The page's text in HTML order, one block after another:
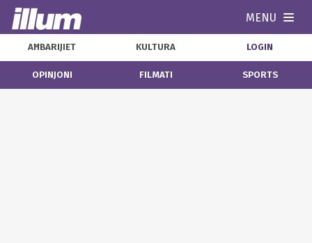
MENU
AĦBARIJIET KULTURA LOGIN
OPINJONI FILMATI SPORTS